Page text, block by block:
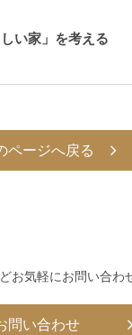
しい家」を考える
ページへ戻る
お気軽にお問い合わ
問い合わせ